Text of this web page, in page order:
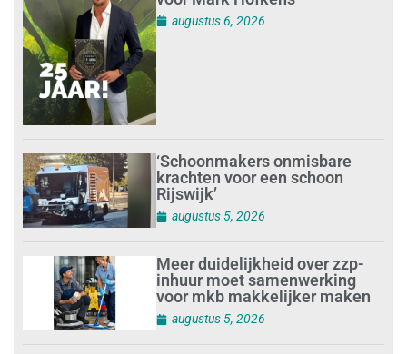
augustus 6, 2026
‘Schoonmakers onmisbare
krachten voor een schoon
Rijswijk’
augustus 5, 2026
Meer duidelijkheid over zzp-
inhuur moet samenwerking
voor mkb makkelijker maken
augustus 5, 2026